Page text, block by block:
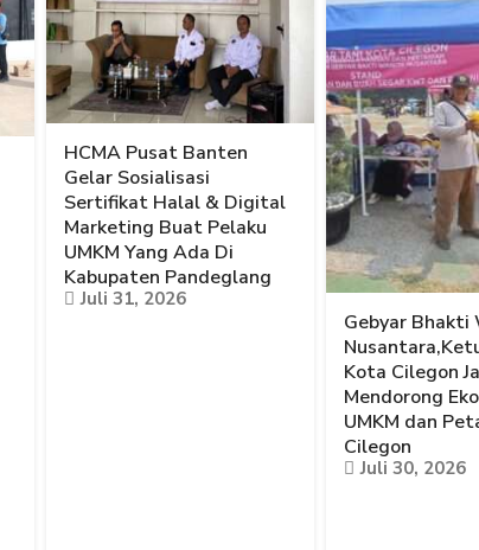
HCMA Pusat Banten
Gelar Sosialisasi
Sertifikat Halal & Digital
Marketing Buat Pelaku
UMKM Yang Ada Di
Kabupaten Pandeglang
Juli 31, 2026
Gebyar Bhakti
Kota Cilegon
Mendorong
UMKM dan
Cilegon
Juli 30, 2026